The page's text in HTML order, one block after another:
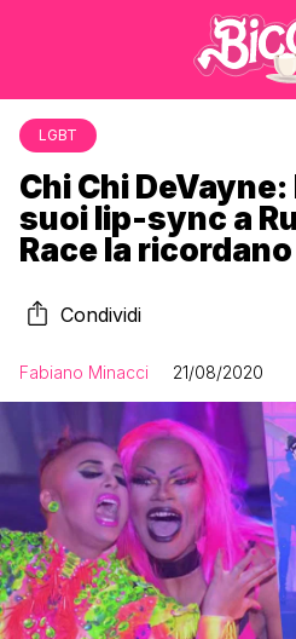
LGBT
Chi Chi
suoi lip-sync a
Race la
Condividi
Fabiano Minacci 21/08/2020